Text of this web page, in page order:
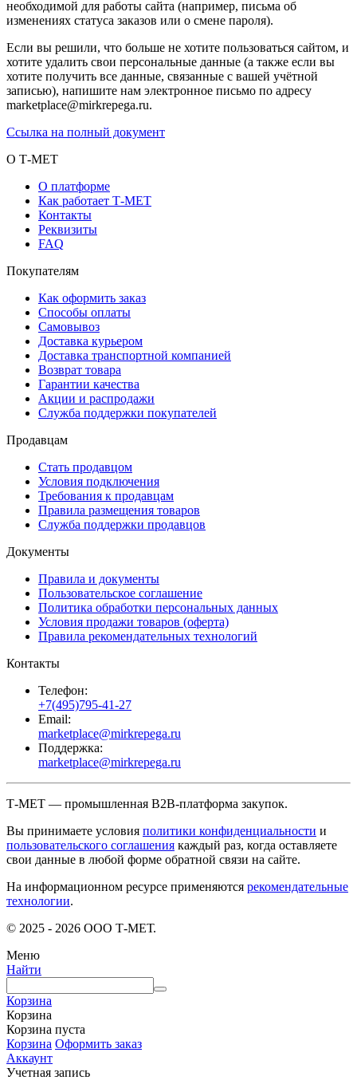
необходимой для работы сайта (например, письма об
изменениях статуса заказов или о смене пароля).
Если вы решили, что больше не хотите пользоваться сайтом, и
хотите удалить свои персональные данные (а также если вы
хотите получить все данные, связанные с вашей учётной
записью), напишите нам электронное письмо по адресу
marketplace@mirkrepega.ru.
Ссылка на полный документ
О Т-МЕТ
О платформе
Как работает Т-МЕТ
Контакты
Реквизиты
FAQ
Покупателям
Как оформить заказ
Способы оплаты
Самовывоз
Доставка курьером
Доставка транспортной компанией
Возврат товара
Гарантии качества
Акции и распродажи
Служба поддержки покупателей
Продавцам
Стать продавцом
Условия подключения
Требования к продавцам
Правила размещения товаров
Служба поддержки продавцов
Документы
Правила и документы
Пользовательское соглашение
Политика обработки персональных данных
Условия продажи товаров (оферта)
Правила рекомендательных технологий
Контакты
Телефон:
+7(495)795-41-27
Email:
marketplace@mirkrepega.ru
Поддержка:
marketplace@mirkrepega.ru
Т-МЕТ — промышленная B2B-платформа закупок.
Вы принимаете условия политики конфиденциальности и
пользовательского соглашения каждый раз, когда оставляете
свои данные в любой форме обратной связи на сайте.
На информационном ресурсе применяются рекомендательные
технологии.
© 2025 - 2026 ООО Т-МЕТ.
Меню
Найти
Корзина
Корзина
Корзина пуста
Корзина Оформить заказ
Аккаунт
Учетная запись